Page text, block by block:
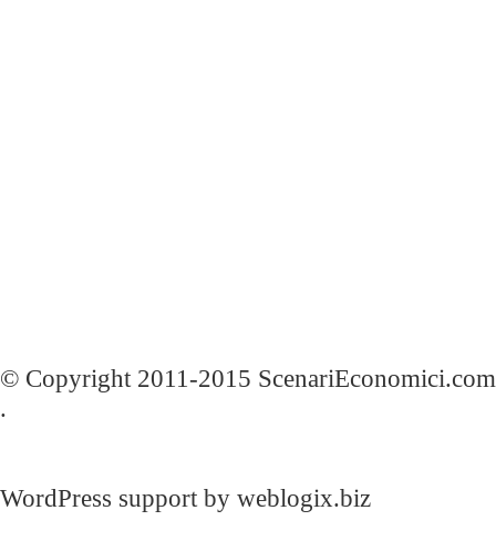
© Copyright 2011-2015 ScenariEconomici.com
.
WordPress support by weblogix.biz